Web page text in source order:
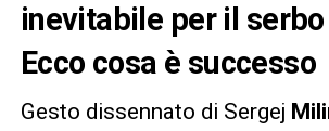
inevitabile per il
Ecco cosa è successo
Gesto dissennato di Sergej